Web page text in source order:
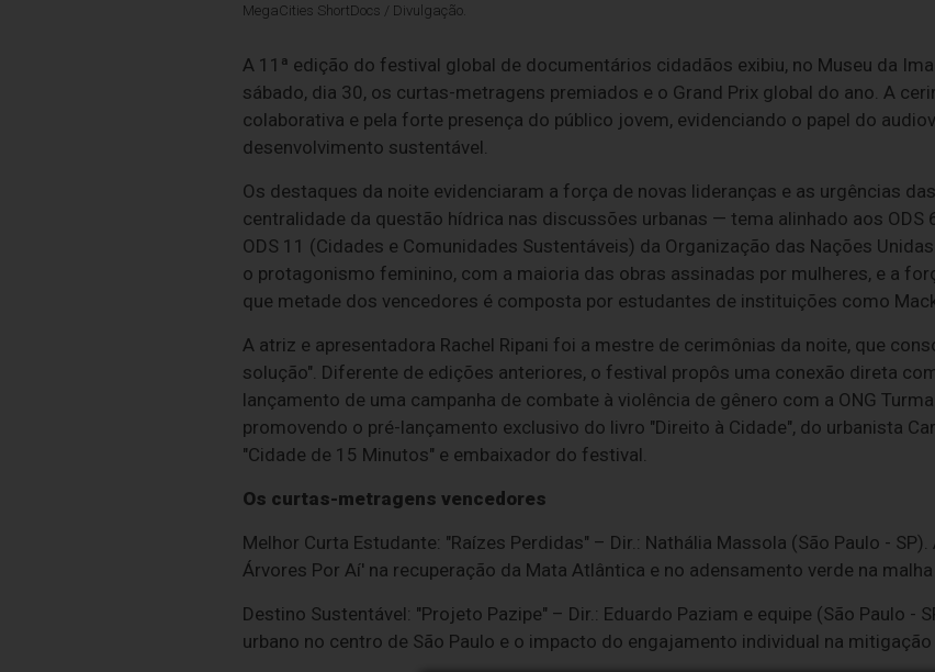
MegaCities ShortDocs / Divulgação.
A 11ª edição do festival global de documentários cidadãos exibiu, no Museu da
sábado, dia 30, os curtas-metragens premiados e o Grand Prix global do ano. A
colaborativa e pela forte presença do público jovem, evidenciando o papel do
desenvolvimento sustentável.
Os destaques da noite evidenciaram a força de novas lideranças e as urgências
centralidade da questão hídrica nas discussões urbanas — tema alinhado aos ODS
ODS 11 (Cidades e Comunidades Sustentáveis) da Organização das Nações
o protagonismo feminino, com a maioria das obras assinadas por mulheres, e a
que metade dos vencedores é composta por estudantes de instituições como
A atriz e apresentadora Rachel Ripani foi a mestre de cerimônias da noite, que
solução". Diferente de edições anteriores, o festival propôs uma conexão direta
lançamento de uma campanha de combate à violência de gênero com a ONG
promovendo o pré-lançamento exclusivo do livro "Direito à Cidade", do urbanista
"Cidade de 15 Minutos" e embaixador do festival.
Os curtas-metragens vencedores
Melhor Curta Estudante: "Raízes Perdidas" – Dir.: Nathália Massola (São Paulo -
Árvores Por Aí' na recuperação da Mata Atlântica e no adensamento verde na malha
Destino Sustentável: "Projeto Pazipe" – Dir.: Eduardo Paziam e equipe (São Paulo -
urbano no centro de São Paulo e o impacto do engajamento individual na mitigação